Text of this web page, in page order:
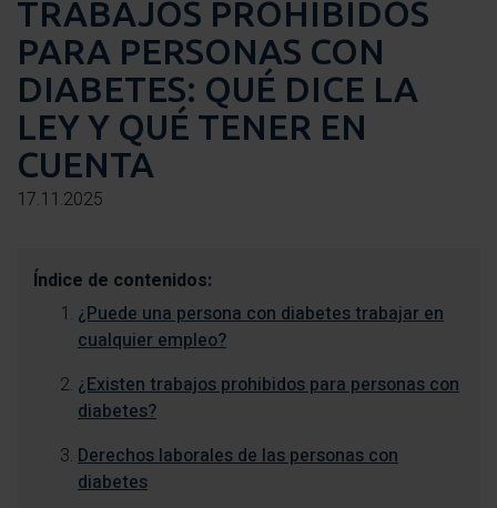
TRABAJOS PROHIBIDOS
PARA PERSONAS CON
DIABETES: QUÉ DICE LA
LEY Y QUÉ TENER EN
CUENTA
17.11.2025
Índice de contenidos:
¿Puede una persona con diabetes trabajar en
cualquier empleo?
¿Existen trabajos prohibidos para personas con
diabetes?
Derechos laborales de las personas con
diabetes